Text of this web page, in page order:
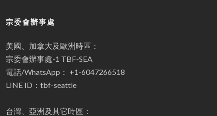
宗委會辦事處
美國、加拿大及歐洲時區：
宗委會辦事處-1 TBF-SEA
電話/WhatsApp： +1-6047266518
LINE ID：tbf-seattle
台灣、亞洲及其它時區：